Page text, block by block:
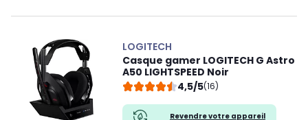
LOGITECH
Casque gamer LOGITECH G Astro
A50 LIGHTSPEED Noir
4,5/5(16)
Revendre votre appareil